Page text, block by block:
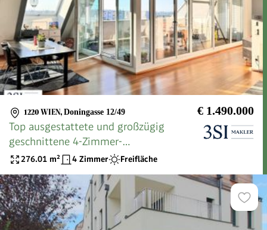
1220 WIEN, Doningasse 12/49 € 1.490.000
Top ausgestattete und großzügig
geschnittene 4-Zimmer-
Terrassenwohnung - in Top-Lage des 22.
276.01 m² 4 Zimmer Freifläche